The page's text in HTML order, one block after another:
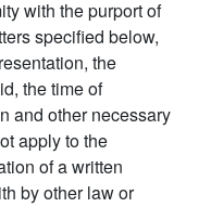
with the purport of
specified below,
the
the time of
and other necessary
apply to the
of a written
by other law or